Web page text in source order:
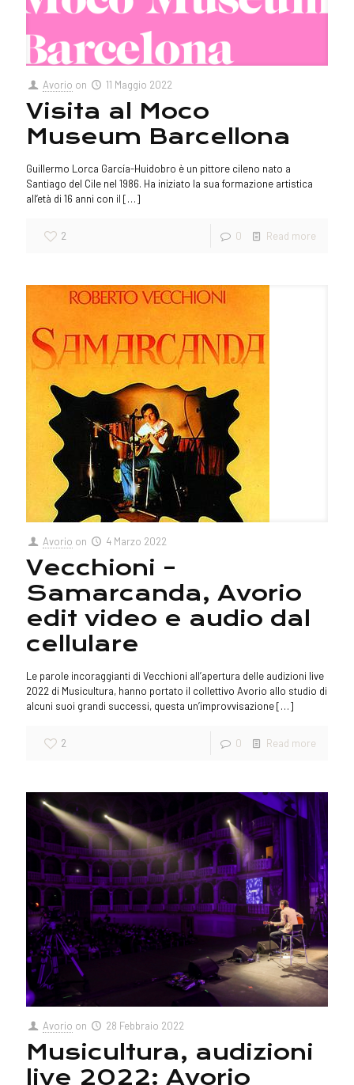
Avorio on 11 Maggio 2022
Visita al Moco
Museum Barcellona
Guillermo Lorca García-Huidobro è un pittore cileno nato a
Santiago del Cile nel 1986. Ha iniziato la sua formazione artistica
all’età di 16 anni con il […]
2 0 Read more
Avorio on 4 Marzo 2022
Vecchioni –
Samarcanda, Avorio
edit video e audio dal
cellulare
Le parole incoraggianti di Vecchioni all’apertura delle audizioni live
2022 di Musicultura, hanno portato il collettivo Avorio allo studio di
alcuni suoi grandi successi, questa un’improvvisazione[…]
2 0 Read more
Avorio on 28 Febbraio 2022
Musicultura, audizioni
live 2022: Avorio